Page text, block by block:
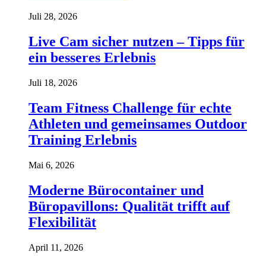
Juli 28, 2026
Live Cam sicher nutzen – Tipps für
ein besseres Erlebnis
Juli 18, 2026
Team Fitness Challenge für echte
Athleten und gemeinsames Outdoor
Training Erlebnis
Mai 6, 2026
Moderne Bürocontainer und
Büropavillons: Qualität trifft auf
Flexibilität
April 11, 2026